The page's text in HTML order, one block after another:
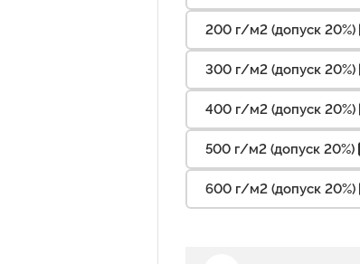
200 г/м2 (допуск 20%)
300 г/м2 (допуск 20%)
400 г/м2 (допуск 20%)
500 г/м2 (допуск 20%)
600 г/м2 (допуск 20%)